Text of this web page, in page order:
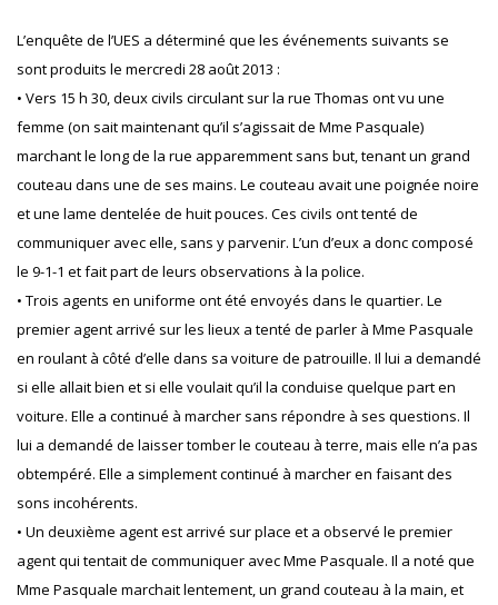
L’enquête de l’UES a déterminé que les événements suivants se
sont produits le mercredi 28 août 2013 :
• Vers 15 h 30, deux civils circulant sur la rue Thomas ont vu une
femme (on sait maintenant qu’il s’agissait de Mme Pasquale)
marchant le long de la rue apparemment sans but, tenant un grand
couteau dans une de ses mains. Le couteau avait une poignée noire
et une lame dentelée de huit pouces. Ces civils ont tenté de
communiquer avec elle, sans y parvenir. L’un d’eux a donc composé
le 9-1-1 et fait part de leurs observations à la police.
• Trois agents en uniforme ont été envoyés dans le quartier. Le
premier agent arrivé sur les lieux a tenté de parler à Mme Pasquale
en roulant à côté d’elle dans sa voiture de patrouille. Il lui a demandé
si elle allait bien et si elle voulait qu’il la conduise quelque part en
voiture. Elle a continué à marcher sans répondre à ses questions. Il
lui a demandé de laisser tomber le couteau à terre, mais elle n’a pas
obtempéré. Elle a simplement continué à marcher en faisant des
sons incohérents.
• Un deuxième agent est arrivé sur place et a observé le premier
agent qui tentait de communiquer avec Mme Pasquale. Il a noté que
Mme Pasquale marchait lentement, un grand couteau à la main, et